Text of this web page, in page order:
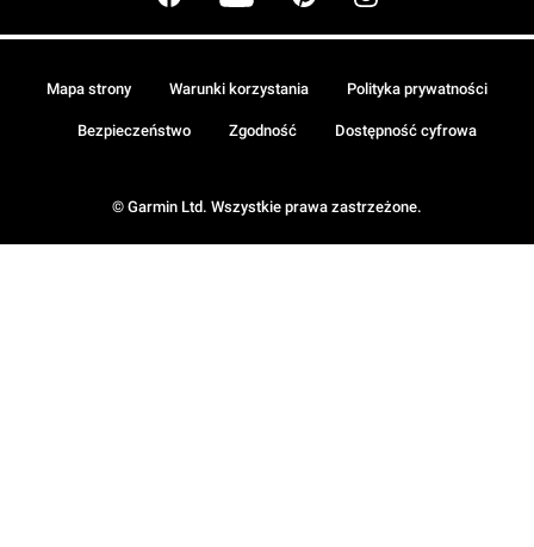
© Garmin Ltd. Wszystkie prawa zastrzeżone.
Mapa strony Warunki korzystania Polityka prywatności
Bezpieczeństwo Zgodność Dostępność cyfrowa